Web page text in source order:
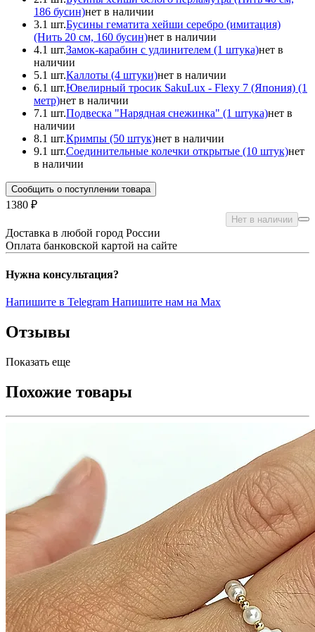
186 бусин)нет в наличии
3.1 шт.Бусины гематита хейши серебро (имитация)
(Нить 20 см, 160 бусин)нет в наличии
4.1 шт.Замок-карабин с удлинителем (1 штука)нет в
наличии
5.1 шт.Каллоты (4 штуки)нет в наличии
6.1 шт.Ювелирный тросик SakuLux - Flexy 7 (Япония) (1
метр)нет в наличии
7.1 шт.Подвеска "Нарядная снежинка" (1 штука)нет в
наличии
8.1 шт.Кримпы (50 штук)нет в наличии
9.1 шт.Соединительные колечки открытые (10 штук)нет
в наличии
Сообщить о поступлении товара
1380 ₽
Нет в наличии
Доставка в любой город России
Оплата банковской картой на сайте
Нужна консультация?
Напишите в Telegram Напишите нам на Max
Отзывы
Показать еще
Похожие товары